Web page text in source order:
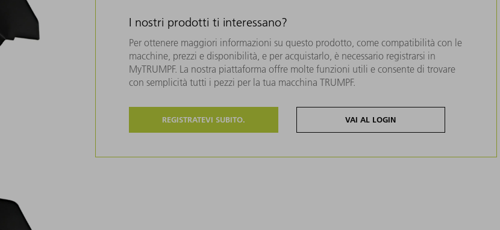
I nostri prodotti ti interessano?
Per ottenere maggiori informazioni su questo prodotto, come compatibilità con le
macchine, prezzi e disponibilità, e per acquistarlo, è necessario registrarsi in
MyTRUMPF. La nostra piattaforma offre molte funzioni utili e consente di trovare
con semplicità tutti i pezzi per la tua macchina TRUMPF.
REGISTRATEVI SUBITO. VAI AL LOGIN